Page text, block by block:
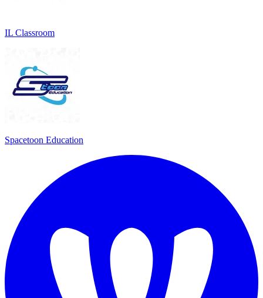
IL Classroom
Spacetoon Education